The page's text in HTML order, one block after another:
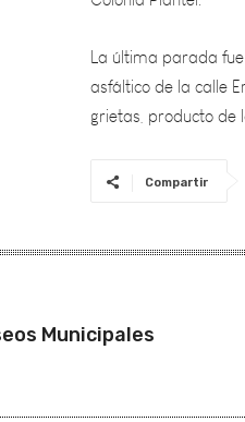
asfáltico de la
grietas, producto
Compartir
Municipales